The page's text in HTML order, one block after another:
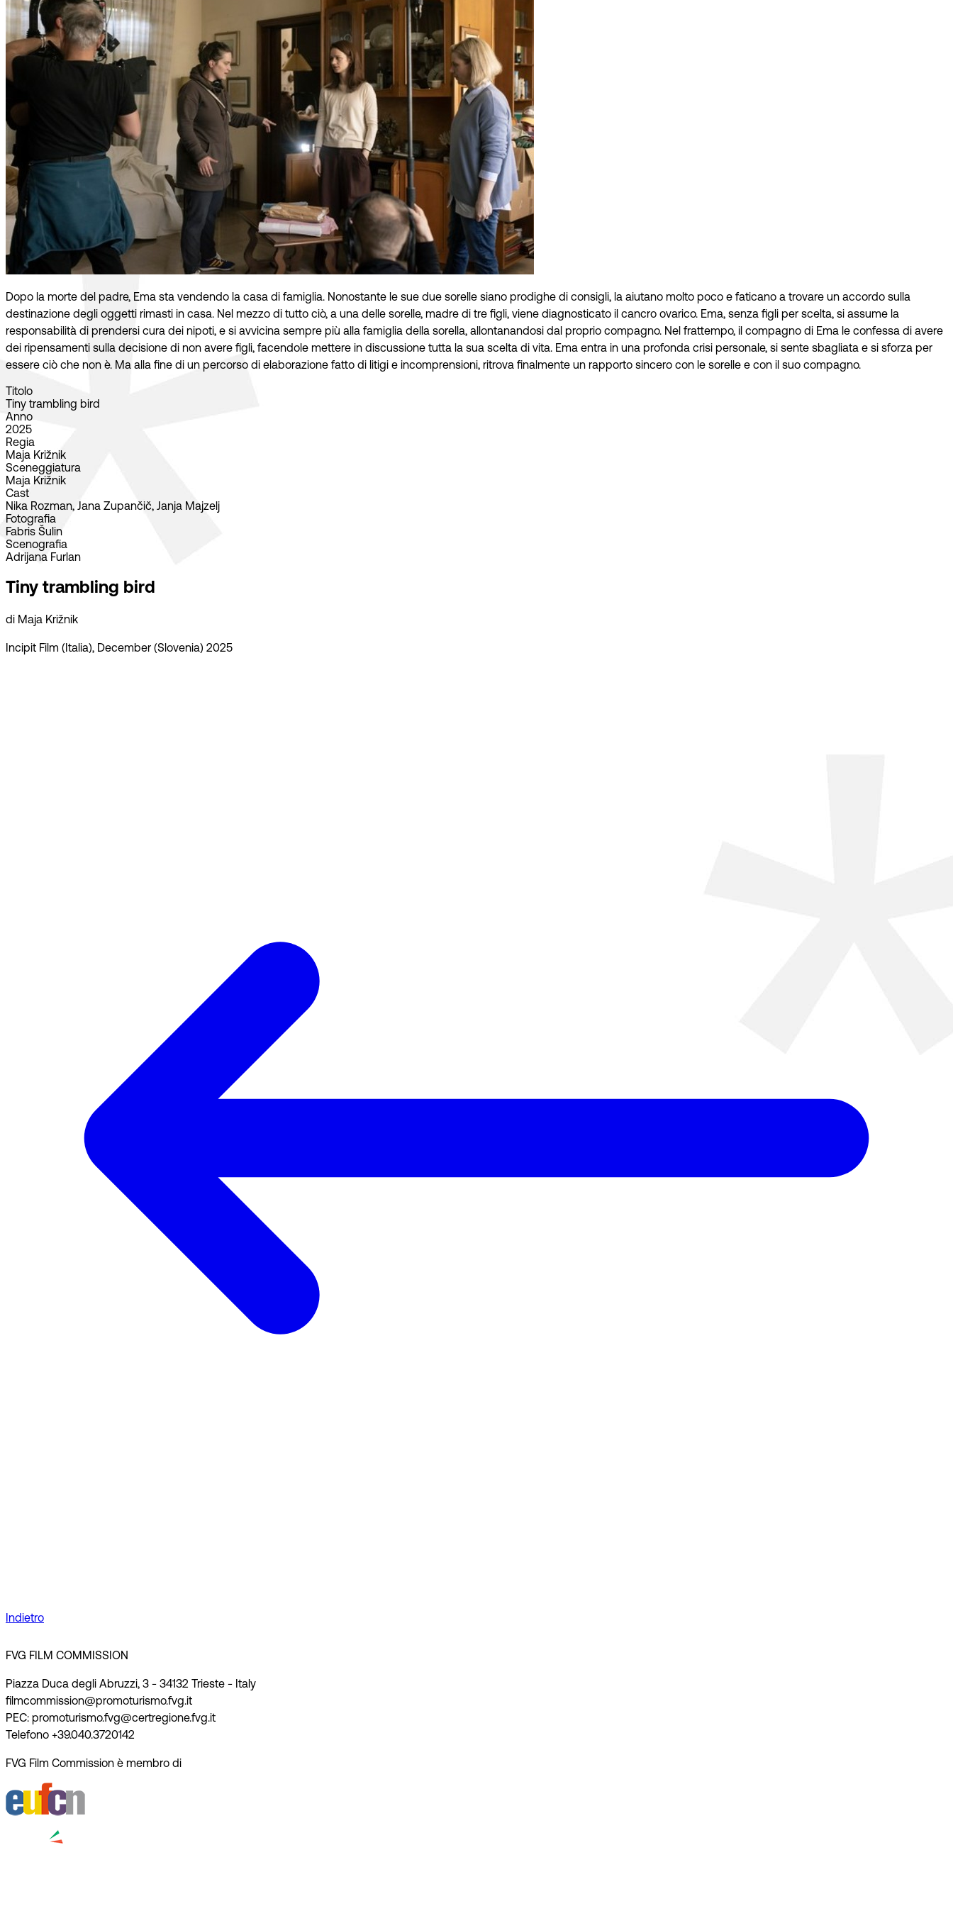
Dopo la morte del padre, Ema sta vendendo la casa di famiglia. Nonostante le sue due sorelle siano prodighe di consigli, la aiutano molto poco e faticano a trovare un accordo sulla
destinazione degli oggetti rimasti in casa. Nel mezzo di tutto ciò, a una delle sorelle, madre di tre figli, viene diagnosticato il cancro ovarico. Ema, senza figli per scelta, si assume la
responsabilità di prendersi cura dei nipoti, e si avvicina sempre più alla famiglia della sorella, allontanandosi dal proprio compagno. Nel frattempo, il compagno di Ema le confessa di avere
dei ripensamenti sulla decisione di non avere figli, facendole mettere in discussione tutta la sua scelta di vita. Ema entra in una profonda crisi personale, si sente sbagliata e si sforza per
essere ciò che non è. Ma alla fine di un percorso di elaborazione fatto di litigi e incomprensioni, ritrova finalmente un rapporto sincero con le sorelle e con il suo compagno.
Titolo
Tiny trambling bird
Anno
2025
Regia
Maja Križnik
Sceneggiatura
Maja Križnik
Cast
Nika Rozman, Jana Zupančič, Janja Majzelj
Fotografia
Fabris Šulin
Scenografia
Adrijana Furlan
Tiny trambling bird
di Maja Križnik
Incipit Film (Italia), December (Slovenia) 2025
Indietro
FVG FILM COMMISSION
Piazza Duca degli Abruzzi, 3 - 34132 Trieste - Italy
filmcommission@promoturismo.fvg.it
PEC: promoturismo.fvg@certregione.fvg.it
Telefono +39.040.3720142
FVG Film Commission è membro di